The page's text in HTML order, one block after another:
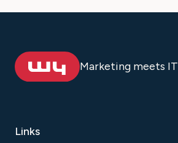
Marketing meets IT
Links